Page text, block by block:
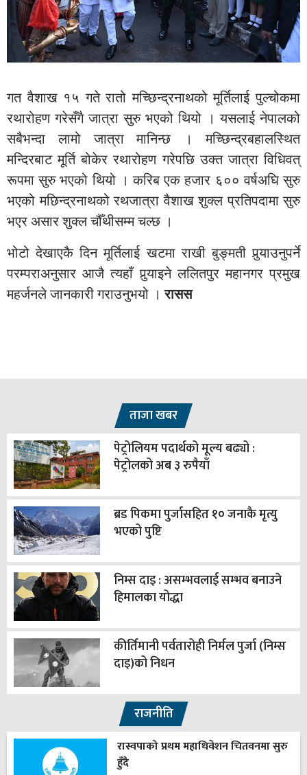
गत वैशाख १५ गते रातो मच्छिन्द्रनाथको मूर्तिलाई पुल्चोकमा
रथारोहण गरेसँगै जात्रा सुरु भएको थियो । यसलाई नेपालको
सबैभन्दा लामो जात्रा मानिन्छ । मच्छिन्द्रबहालस्थित
मन्दिरबाट मूर्ति बोकेर रथारोहण गरेपछि उक्त जात्रा विधिवत्
रूपमा सुरु भएको थियो । करिब एक हजार ६०० वर्षअघि सुरु
भएको मछिन्द्रनाथको रथजात्रा वैशाख शुक्ल प्रतिपदामा सुरु
भएर असार शुक्ल चौँथीसम्म चल्छ ।
भोटो देखाएकै दिन मूर्तिलाई खटमा राखी बुङ्मती पुर्‍याउनुपर्ने
परम्पराअनुसार आजै त्यहाँ पुर्‍याइने ललितपुर महानगर प्रमुख
महर्जनले जानकारी गराउनुभयो ।रासस
ताजा खबर
पेट्रोलियम पदार्थको मूल्य बढ्यो :
पेट्रोलको अब ३ रुपैयाँ
ब्रड पिकमा पुर्जासहित १० जनाकै मृत्यु
भएको पुष्टि
निम्स दाइ : असम्भवलाई सम्भव बनाउने
हिमालका योद्धा
कीर्तिमानी पर्वतारोही निर्मल पुर्जा (निम्स
दाइ)को निधन
राजनीति
रास्वपाको प्रथम महाधिवेशन चितवनमा सुरु
हुँदै